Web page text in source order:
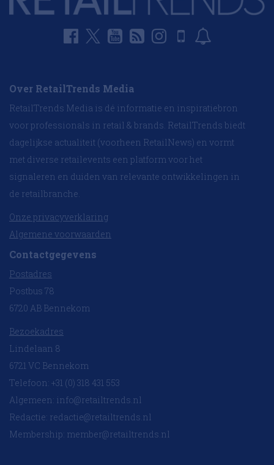
Over RetailTrends Media
RetailTrends Media is dé informatie en inspiratiebron
voor professionals in retail & brands. RetailTrends biedt
dagelijkse actualiteit (voorheen RetailNews) en vormt
met diverse retailevents een platform voor het
signaleren en duiden van relevante ontwikkelingen in
de retailbranche.
Onze privacyverklaring
Algemene voorwaarden
Contactgegevens
Postadres
Postbus 78
6720 AB Bennekom
Bezoekadres
Lindelaan 8
6721 VC Bennekom
Telefoon: +31 (0) 318 431 553
Algemeen: info@retailtrends.nl
Redactie: redactie@retailtrends.nl
Membership: member@retailtrends.nl